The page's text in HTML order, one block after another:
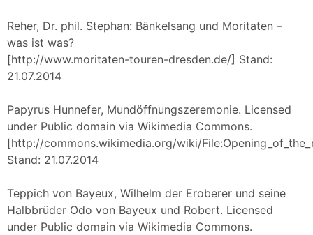
Reher, Dr. phil. Stephan: Bänkelsang und Moritaten –
was ist was?
[http://www.moritaten-touren-dresden.de/] Stand:
21.07.2014
Papyrus Hunnefer, Mundöffnungszeremonie. Licensed
under Public domain via Wikimedia Commons.
[http://commons.wikimedia.org/wiki/
Stand: 21.07.2014
Teppich von Bayeux, Wilhelm der Eroberer und seine
Halbbrüder Odo von Bayeux und Robert. Licensed
under Public domain via Wikimedia Commons.